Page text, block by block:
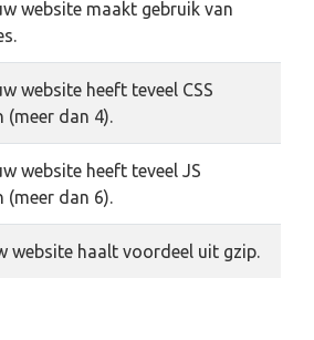
website maakt gebruik van
website heeft teveel CSS
(meer dan 4).
website heeft teveel JS
(meer dan 6).
website haalt voordeel uit gzip.